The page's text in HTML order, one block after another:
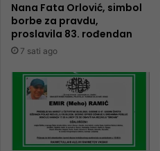
Nana Fata Orlović, simbol
borbe za pravdu,
proslavila 83. rođendan
7 sati ago